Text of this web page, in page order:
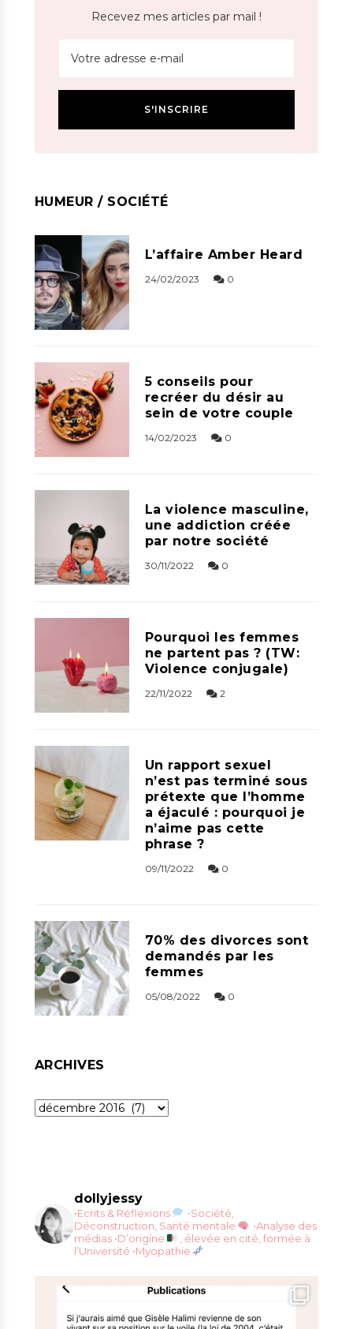
Recevez mes articles par mail !
HUMEUR / SOCIÉTÉ
L’affaire Amber Heard
24/02/2023 0
5 conseils pour
recréer du désir au
sein de votre couple
14/02/2023 0
La violence masculine,
une addiction créée
par notre société
30/11/2022 0
Pourquoi les femmes
ne partent pas ? (TW:
Violence conjugale)
22/11/2022 2
Un rapport sexuel
n’est pas terminé sous
prétexte que l’homme
a éjaculé : pourquoi je
n’aime pas cette
phrase ?
09/11/2022 0
70% des divorces sont
demandés par les
femmes
05/08/2022 0
ARCHIVES
Archives
dollyjessy
•Ecrits & Réflexions
•Société,
Déconstruction, Santé mentale
•Analyse des
médias •D’origine
, élevée en cité, formée à
l’Université •Myopathie